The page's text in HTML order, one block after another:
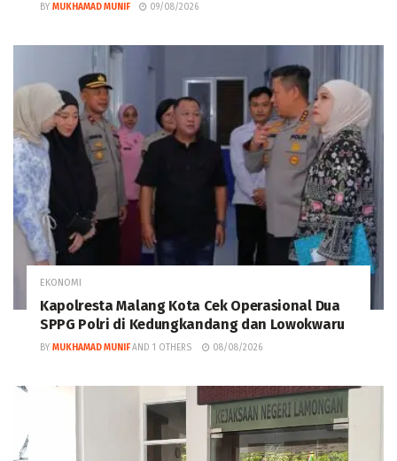
BY MUKHAMAD MUNIF 09/08/2026
EKONOMI
Kapolresta Malang Kota Cek Operasional Dua
SPPG Polri di Kedungkandang dan Lowokwaru
BY MUKHAMAD MUNIF AND 1 OTHERS 08/08/2026